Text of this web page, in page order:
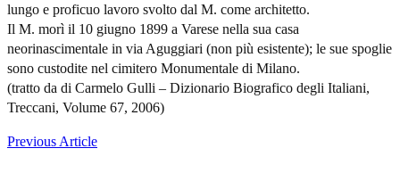
lungo e proficuo lavoro svolto dal M. come architetto.
Il M. morì il 10 giugno 1899 a Varese nella sua casa
neorinascimentale in via Aguggiari (non più esistente); le sue spoglie
sono custodite nel cimitero Monumentale di Milano.
(tratto da di Carmelo Gulli – Dizionario Biografico degli Italiani,
Treccani, Volume 67, 2006)
Previous Article